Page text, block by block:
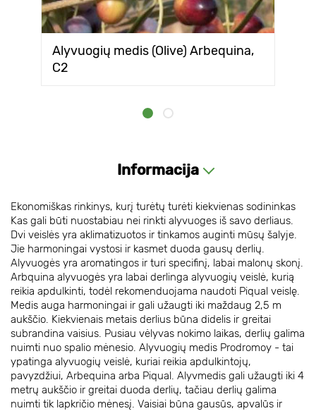
Alyvuogių medis (Olive) Arbequina,
С2
Informacija
Ekonomiškas rinkinys, kurį turėtų turėti kiekvienas sodininkas
Kas gali būti nuostabiau nei rinkti alyvuoges iš savo derliaus.
Dvi veislės yra aklimatizuotos ir tinkamos auginti mūsų šalyje.
Jie harmoningai vystosi ir kasmet duoda gausų derlių.
Alyvuogės yra aromatingos ir turi specifinį, labai malonų skonį.
Arbquina alyvuogės yra labai derlinga alyvuogių veislė, kurią
reikia apdulkinti, todėl rekomenduojama naudoti Piqual veislę.
Medis auga harmoningai ir gali užaugti iki maždaug 2,5 m
aukščio. Kiekvienais metais derlius būna didelis ir greitai
subrandina vaisius. Pusiau vėlyvas nokimo laikas, derlių galima
nuimti nuo spalio mėnesio. Alyvuogių medis Prodromoy - tai
ypatinga alyvuogių veislė, kuriai reikia apdulkintojų,
pavyzdžiui, Arbequina arba Piqual. Alyvmedis gali užaugti iki 4
metrų aukščio ir greitai duoda derlių, tačiau derlių galima
nuimti tik lapkričio mėnesį. Vaisiai būna gausūs, apvalūs ir